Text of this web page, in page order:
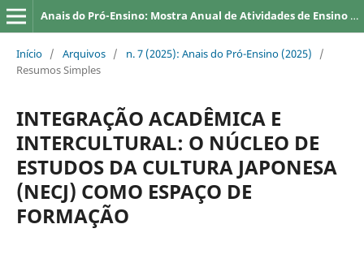
Anais do Pró-Ensino: Mostra Anual de Atividades de Ensino da UEL
Início / Arquivos / n. 7 (2025): Anais do Pró-Ensino (2025)
/
Resumos Simples
INTEGRAÇÃO ACADÊMICA E
INTERCULTURAL: O NÚCLEO DE
ESTUDOS DA CULTURA JAPONESA
(NECJ) COMO ESPAÇO DE
FORMAÇÃO